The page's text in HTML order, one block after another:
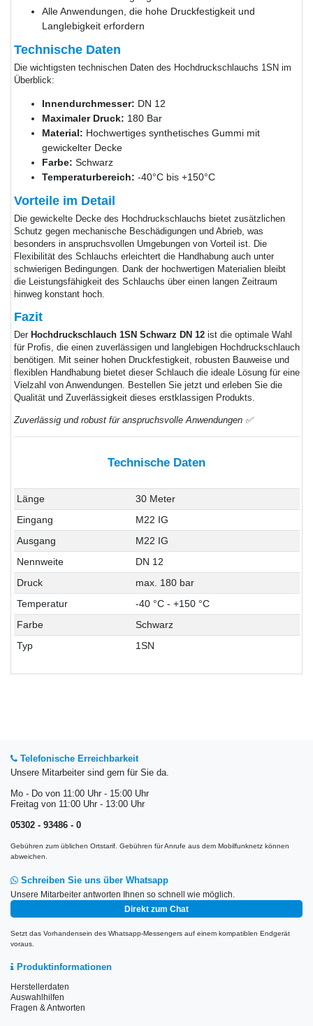
Alle Anwendungen, die hohe Druckfestigkeit und
Langlebigkeit erfordern
Technische Daten
Die wichtigsten technischen Daten des Hochdruckschlauchs 1SN im
Überblick:
Innendurchmesser: DN 12
Maximaler Druck: 180 Bar
Material: Hochwertiges synthetisches Gummi mit
gewickelter Decke
Farbe: Schwarz
Temperaturbereich: -40°C bis +150°C
Vorteile im Detail
Die gewickelte Decke des Hochdruckschlauchs bietet zusätzlichen
Schutz gegen mechanische Beschädigungen und Abrieb, was
besonders in anspruchsvollen Umgebungen von Vorteil ist. Die
Flexibilität des Schlauchs erleichtert die Handhabung auch unter
schwierigen Bedingungen. Dank der hochwertigen Materialien bleibt
die Leistungsfähigkeit des Schlauchs über einen langen Zeitraum
hinweg konstant hoch.
Fazit
Der Hochdruckschlauch 1SN Schwarz DN 12ist die optimale Wahl
für Profis, die einen zuverlässigen und langlebigen Hochdruckschlauch
benötigen. Mit seiner hohen Druckfestigkeit, robusten Bauweise und
flexiblen Handhabung bietet dieser Schlauch die ideale Lösung für eine
Vielzahl von Anwendungen. Bestellen Sie jetzt und erleben Sie die
Qualität und Zuverlässigkeit dieses erstklassigen Produkts.
Zuverlässig und robust für anspruchsvolle Anwendungen ✅
Technische Daten
Länge
30 Meter
Eingang
M22 IG
Ausgang
M22 IG
Nennweite
DN 12
Druck
max. 180 bar
Temperatur
-40 °C - +150 °C
Farbe
Schwarz
Typ
1SN
Telefonische Erreichbarkeit
Unsere Mitarbeiter sind gern für Sie da.
Mo - Do von 11:00 Uhr - 15:00 Uhr
Freitag von 11:00 Uhr - 13:00 Uhr
05302 - 93486 - 0
Gebühren zum üblichen Ortstarif. Gebühren für Anrufe aus dem Mobilfunknetz können
abweichen.
Schreiben Sie uns über Whatsapp
Unsere Mitarbeiter antworten Ihnen so schnell wie möglich.
Direkt zum Chat
Setzt das Vorhandensein des Whatsapp-Messengers auf einem kompatiblen Endgerät
voraus.
Produktinformationen
Herstellerdaten
Auswahlhilfen
Fragen & Antworten